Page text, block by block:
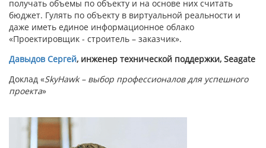
получать объемы по объекту и на основе них считать
бюджет. Гулять по объекту в виртуальной реальности и
даже иметь единое информационное облако
«Проектировщик - строитель – заказчик».
Давыдов Сергей, инженер технической поддержки, Seagate
Доклад «SkyHawk – выбор профессионалов для успешного
проекта»